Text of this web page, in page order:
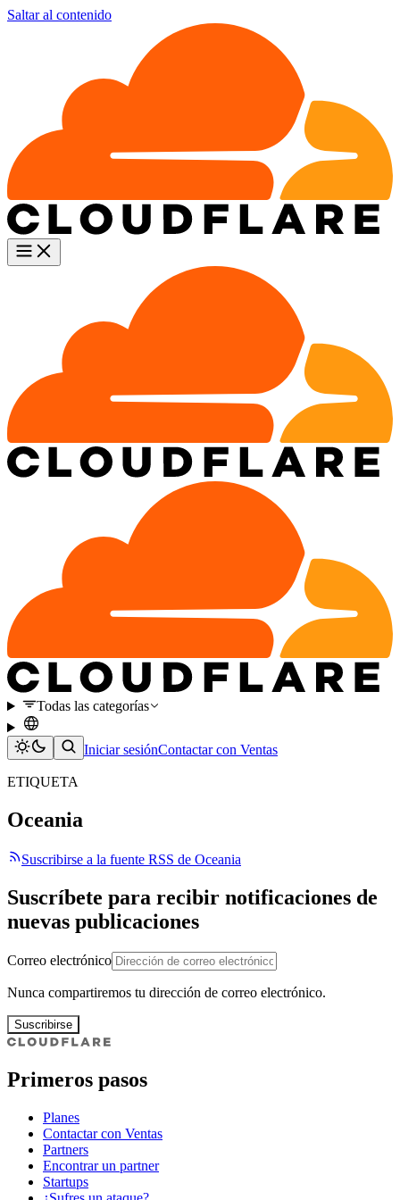
Saltar al contenido
Todas las categorías
Iniciar sesiónContactar con Ventas
ETIQUETA
Oceania
Suscribirse a la fuente RSS de Oceania
Suscríbete para recibir notificaciones de
nuevas publicaciones
Correo electrónico
Nunca compartiremos tu dirección de correo electrónico.
Suscribirse
Primeros pasos
Planes
Contactar con Ventas
Partners
Encontrar un partner
Startups